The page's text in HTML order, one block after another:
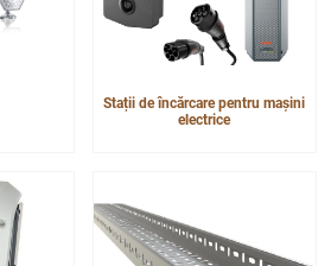
Stații de încărcare pentru mașini
electrice